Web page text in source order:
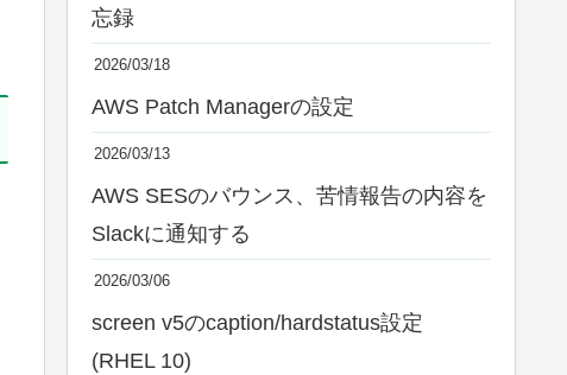
忘録
2026/03/18
AWS Patch Managerの設定
2026/03/13
AWS SESのバウンス、苦情報告の内容を
Slackに通知する
2026/03/06
screen v5のcaption/hardstatus設定
(RHEL 10)